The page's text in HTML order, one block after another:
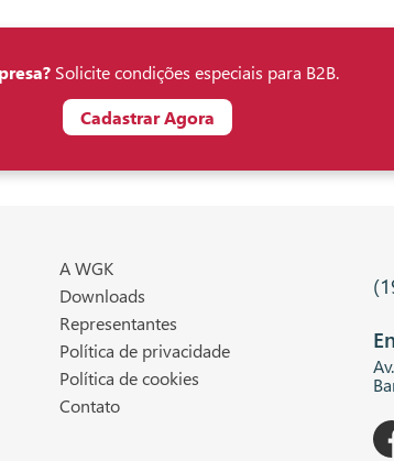
Solicite condições especiais para B2B.
Cadastrar Agora
A WGK
Downloads
Representantes
Política de privacidade
Política de cookies
Contato